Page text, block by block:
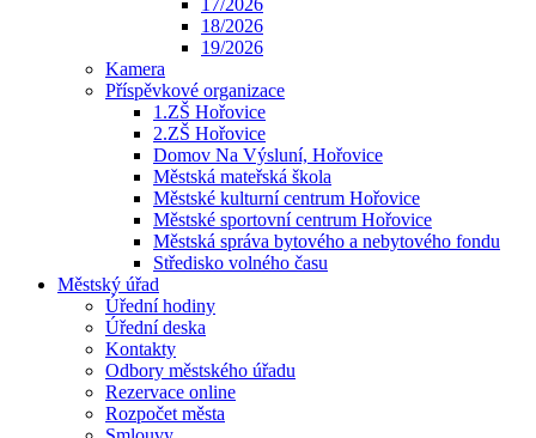
17/2026
18/2026
19/2026
Kamera
Příspěvkové organizace
1.ZŠ Hořovice
2.ZŠ Hořovice
Domov Na Výsluní, Hořovice
Městská mateřská škola
Městské kulturní centrum Hořovice
Městské sportovní centrum Hořovice
Městská správa bytového a nebytového fondu
Středisko volného času
Městský úřad
Úřední hodiny
Úřední deska
Kontakty
Odbory městského úřadu
Rezervace online
Rozpočet města